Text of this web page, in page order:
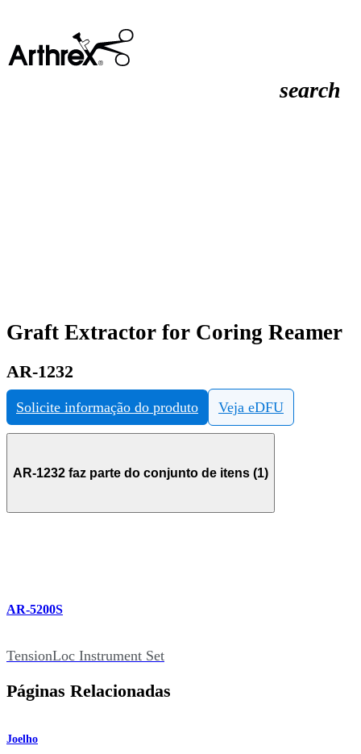
search
Graft Extractor for Coring Reamer
AR-1232
Solicite informação do produto Veja eDFU
AR-1232 faz parte do conjunto de itens (1)
AR-5200S
TensionLoc Instrument Set
Páginas Relacionadas
Joelho